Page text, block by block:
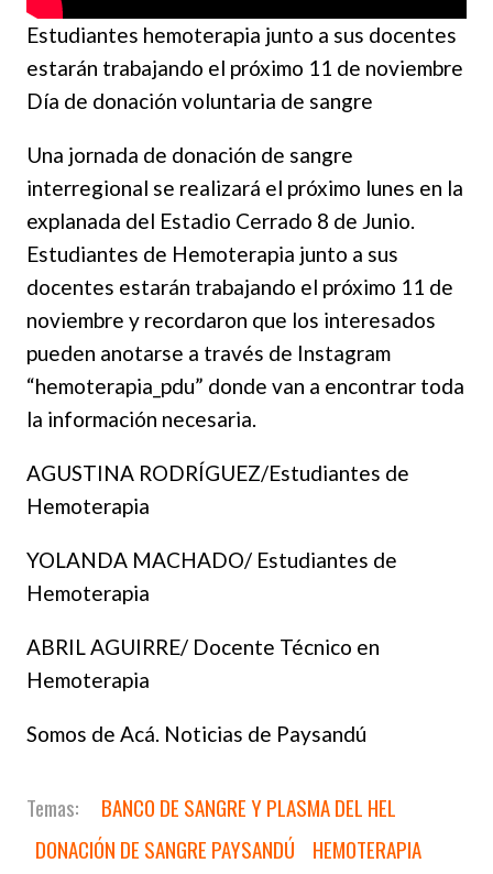
Estudiantes hemoterapia junto a sus docentes
estarán trabajando el próximo 11 de noviembre
Día de donación voluntaria de sangre
Una jornada de donación de sangre
interregional se realizará el próximo lunes en la
explanada del Estadio Cerrado 8 de Junio.
Estudiantes de Hemoterapia junto a sus
docentes estarán trabajando el próximo 11 de
noviembre y recordaron que los interesados
pueden anotarse a través de Instagram
“hemoterapia_pdu” donde van a encontrar toda
la información necesaria.
AGUSTINA RODRÍGUEZ/Estudiantes de
Hemoterapia
YOLANDA MACHADO/ Estudiantes de
Hemoterapia
ABRIL AGUIRRE/ Docente Técnico en
Hemoterapia
Somos de Acá. Noticias de Paysandú
BANCO DE SANGRE Y PLASMA DEL HEL
DONACIÓN DE SANGRE PAYSANDÚ
HEMOTERAPIA